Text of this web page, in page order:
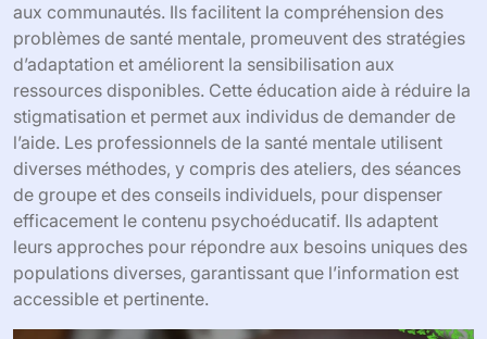
aux communautés. Ils facilitent la compréhension des
problèmes de santé mentale, promeuvent des stratégies
d’adaptation et améliorent la sensibilisation aux
ressources disponibles. Cette éducation aide à réduire la
stigmatisation et permet aux individus de demander de
l’aide. Les professionnels de la santé mentale utilisent
diverses méthodes, y compris des ateliers, des séances
de groupe et des conseils individuels, pour dispenser
efficacement le contenu psychoéducatif. Ils adaptent
leurs approches pour répondre aux besoins uniques des
populations diverses, garantissant que l’information est
accessible et pertinente.